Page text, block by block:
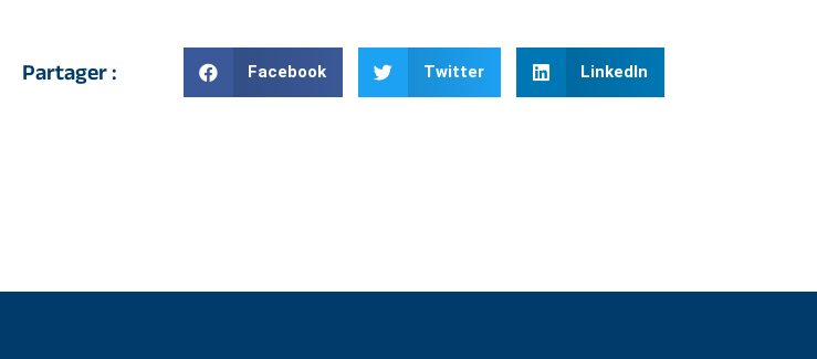
Partager : Facebook Twitter LinkedIn